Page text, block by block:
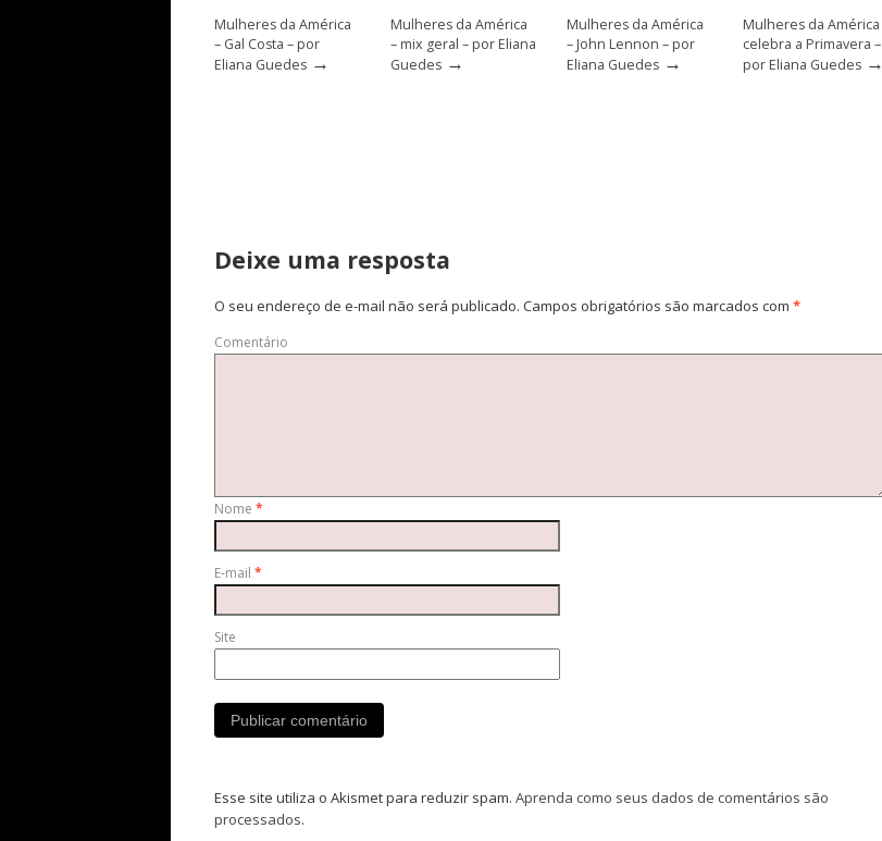
Mulheres da América
– Gal Costa – por
Eliana Guedes →
Mulheres da América
– mix geral – por Eliana
Guedes →
Mulheres da América
– John Lennon – por
Eliana Guedes →
Mulheres da América
celebra a Primavera –
por Eliana Guedes →
Deixe uma resposta
O seu endereço de e-mail não será publicado. Campos obrigatórios são marcados com *
Comentário
Nome *
E-mail *
Site
Esse site utiliza o Akismet para reduzir spam. Aprenda como seus dados de comentários são
processados.